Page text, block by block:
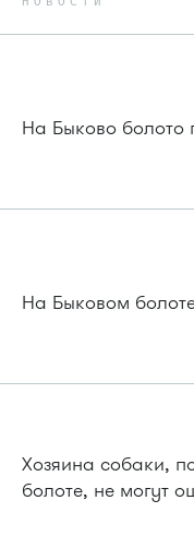
На Быково болото
На Быковом
Хозяина собаки,
болоте, не могут